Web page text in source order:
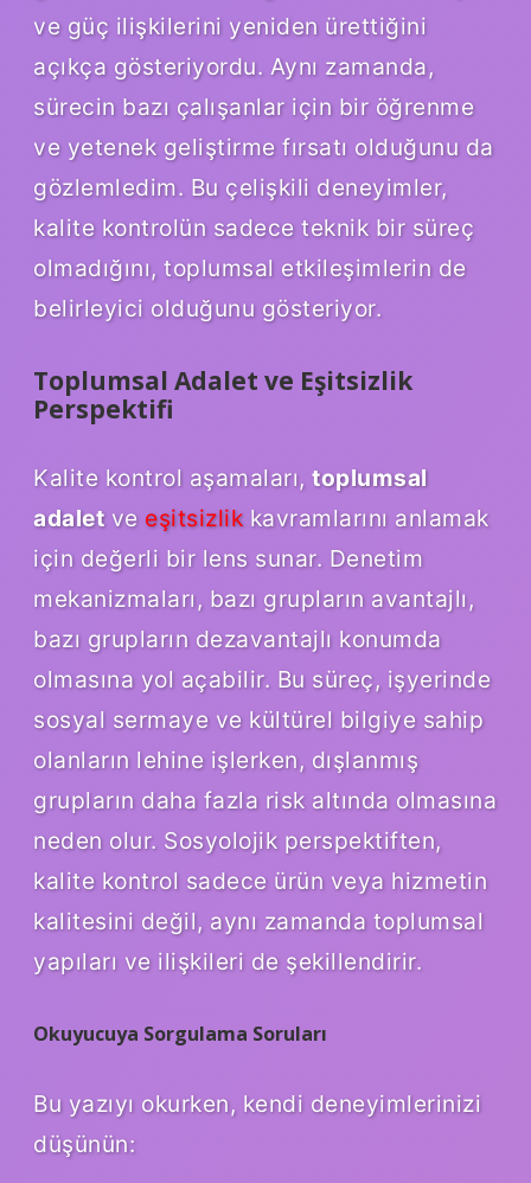
ve güç ilişkilerini yeniden ürettiğini
açıkça gösteriyordu. Aynı zamanda,
sürecin bazı çalışanlar için bir öğrenme
ve yetenek geliştirme fırsatı olduğunu da
gözlemledim. Bu çelişkili deneyimler,
kalite kontrolün sadece teknik bir süreç
olmadığını, toplumsal etkileşimlerin de
belirleyici olduğunu gösteriyor.
Toplumsal Adalet ve Eşitsizlik
Perspektifi
Kalite kontrol aşamaları, toplumsal
adaletve eşitsizlikkavramlarını anlamak
için değerli bir lens sunar. Denetim
mekanizmaları, bazı grupların avantajlı,
bazı grupların dezavantajlı konumda
olmasına yol açabilir. Bu süreç, işyerinde
sosyal sermaye ve kültürel bilgiye sahip
olanların lehine işlerken, dışlanmış
grupların daha fazla risk altında olmasına
neden olur. Sosyolojik perspektiften,
kalite kontrol sadece ürün veya hizmetin
kalitesini değil, aynı zamanda toplumsal
yapıları ve ilişkileri de şekillendirir.
Okuyucuya Sorgulama Soruları
Bu yazıyı okurken, kendi deneyimlerinizi
düşünün: